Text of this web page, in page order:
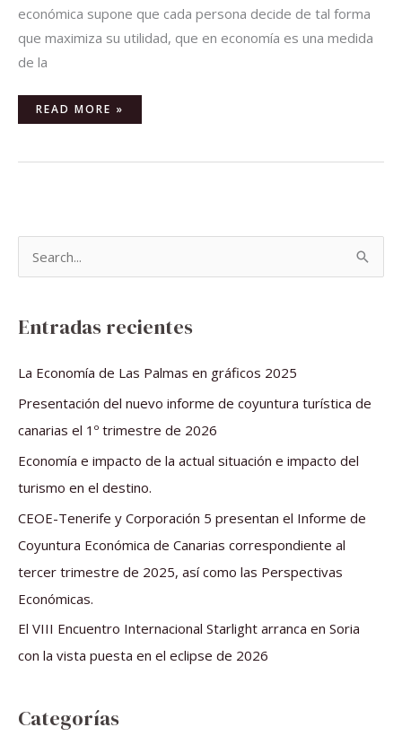
económica supone que cada persona decide de tal forma
que maximiza su utilidad, que en economía es una medida
de la
READ MORE »
a
r
Entradas recientes
La Economía de Las Palmas en gráficos 2025
Presentación del nuevo informe de coyuntura turística de
canarias el 1º trimestre de 2026
Economía e impacto de la actual situación e impacto del
turismo en el destino.
CEOE-Tenerife y Corporación 5 presentan el Informe de
Coyuntura Económica de Canarias correspondiente al
tercer trimestre de 2025, así como las Perspectivas
Económicas.
El VIII Encuentro Internacional Starlight arranca en Soria
con la vista puesta en el eclipse de 2026
Categorías